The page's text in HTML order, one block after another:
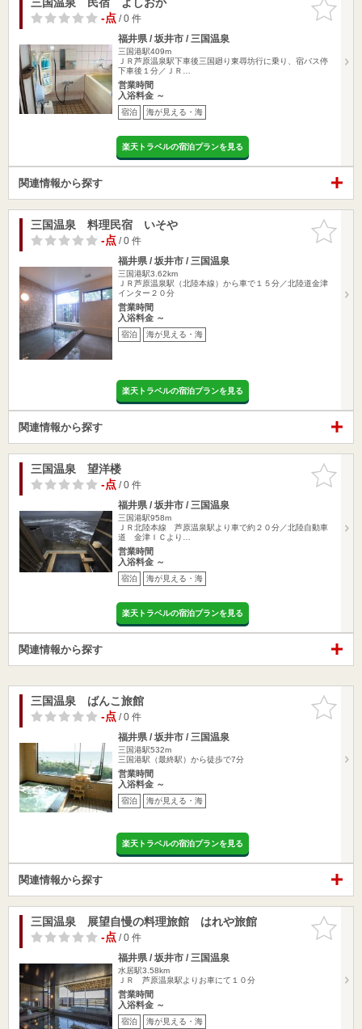
りに追加
-点/ 0 件
福井県 / 坂井市 / 三国温泉
三国港駅409m
ＪＲ芦原温泉駅下車後三国廻り東尋坊行に乗り、宿バス停
下車後１分／ＪＲ…
営業時間
入浴料金 ～
宿泊 海が見える・海
楽天トラベルの宿泊プランを見る
関連情報から探す
お気に入
りに追加
三国温泉 料理民宿 いそや
-点/ 0 件
福井県 / 坂井市 / 三国温泉
三国港駅3.62km
ＪＲ芦原温泉駅（北陸本線）から車で１５分／北陸道金津
インター２０分
営業時間
入浴料金 ～
宿泊 海が見える・海
楽天トラベルの宿泊プランを見る
関連情報から探す
お気に入
りに追加
三国温泉 望洋楼
-点/ 0 件
福井県 / 坂井市 / 三国温泉
三国港駅958m
ＪＲ北陸本線 芦原温泉駅より車で約２０分／北陸自動車
道 金津ＩＣより…
営業時間
入浴料金 ～
宿泊 海が見える・海
楽天トラベルの宿泊プランを見る
関連情報から探す
お気に入
りに追加
三国温泉 ばんこ旅館
-点/ 0 件
福井県 / 坂井市 / 三国温泉
三国港駅532m
三国港駅（最終駅）から徒歩で7分
営業時間
入浴料金 ～
宿泊 海が見える・海
楽天トラベルの宿泊プランを見る
関連情報から探す
お気に入
りに追加
三国温泉 展望自慢の料理旅館 はれや旅館
-点/ 0 件
福井県 / 坂井市 / 三国温泉
水居駅3.58km
ＪＲ 芦原温泉駅よりお車にて１０分
営業時間
入浴料金 ～
宿泊 海が見える・海